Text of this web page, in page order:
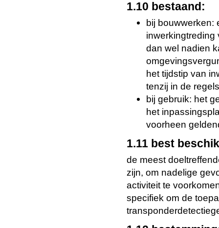
1.10 bestaand:
bij bouwwerken:
inwerkingtreding
dan wel nadien
het tijdstip van
tenzij in de
bij gebruik: het
het
voorheen
1.11 best
de meest
zijn, om nadelige
activiteit te
specifiek om de